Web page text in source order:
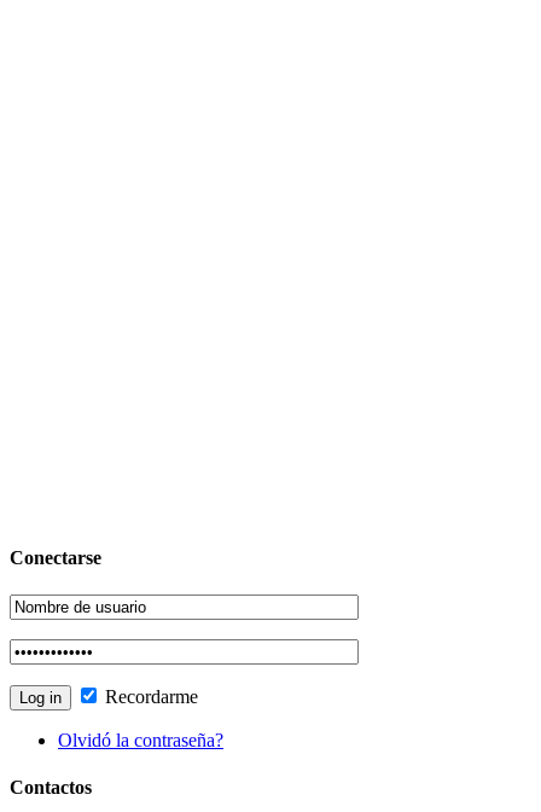
Conectarse
Recordarme
Olvidó la contraseña?
Contactos